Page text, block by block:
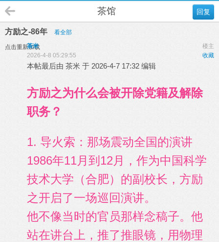
回复
茶馆
方励之-86年 看全部
点击重新加载 楼主
茶米
收藏
2026-4-8 05:29:55
本帖最后由 茶米 于 2026-4-7 17:32 编辑
方励之为什么会被开除党籍及解除
职务？
1. 导火索：那场震动全国的演讲
1986年11月到12月，作为中国科学
技术大学（合肥）的副校长，方励
之开启了一场巡回演讲。
他不像当时的官员那样念稿子。他
站在讲台上，推了推眼镜，用物理